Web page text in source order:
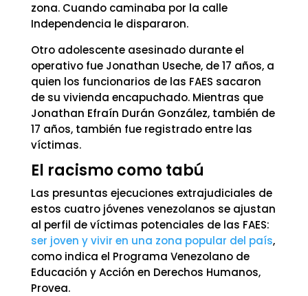
zona. Cuando caminaba por la calle
Independencia le dispararon.
Otro adolescente asesinado durante el
operativo fue Jonathan Useche, de 17 años, a
quien los funcionarios de las FAES sacaron
de su vivienda encapuchado. Mientras que
Jonathan Efraín Durán González, también de
17 años, también fue registrado entre las
víctimas.
El racismo como tabú
Las presuntas ejecuciones extrajudiciales de
estos cuatro jóvenes venezolanos se ajustan
al perfil de víctimas potenciales de las FAES:
ser joven y vivir en una zona popular del país,
como indica el Programa Venezolano de
Educación y Acción en Derechos Humanos,
Provea.